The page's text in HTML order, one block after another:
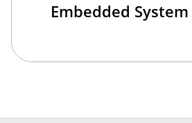
Embedded